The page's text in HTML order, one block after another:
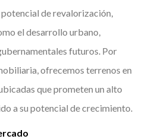
de revalorización,
el desarrollo urbano,
futuros. Por
ofrecemos terrenos en
que prometen un alto
a su potencial de crecimiento.